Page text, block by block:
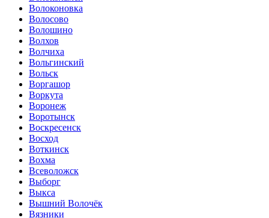
Волоконовка
Волосово
Волошино
Волхов
Волчиха
Вольгинский
Вольск
Воргашор
Воркута
Воронеж
Воротынск
Воскресенск
Восход
Воткинск
Вохма
Всеволожск
Выборг
Выкса
Вышний Волочёк
Вязники